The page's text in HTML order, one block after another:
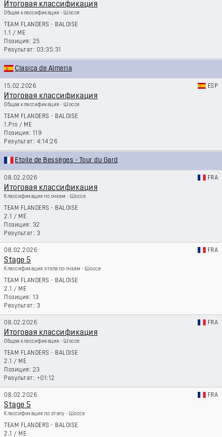
Итоговая классификация
Общая классификация - Шоссе
TEAM FLANDERS - BALOISE
1.1 / ME
25
03:35:31
Clasica de Almeria
15.02.2026 ESP
Итоговая классификация
Общая классификация - Шоссе
TEAM FLANDERS - BALOISE
1.Pro / ME
119
4:14:26
Etoile de Bessèges - Tour du Gard
08.02.2026 FRA
Итоговая классификация
Классификация по очкам - Шоссе
TEAM FLANDERS - BALOISE
2.1 / ME
32
3
08.02.2026 FRA
Stage 5
Классификация этапа по очкам - Шоссе
TEAM FLANDERS - BALOISE
2.1 / ME
13
3
08.02.2026 FRA
Итоговая классификация
Общая классификация - Шоссе
TEAM FLANDERS - BALOISE
2.1 / ME
23
+01:12
08.02.2026 FRA
Stage 5
Классификация по этапу - Шоссе
TEAM FLANDERS - BALOISE
2.1 / ME